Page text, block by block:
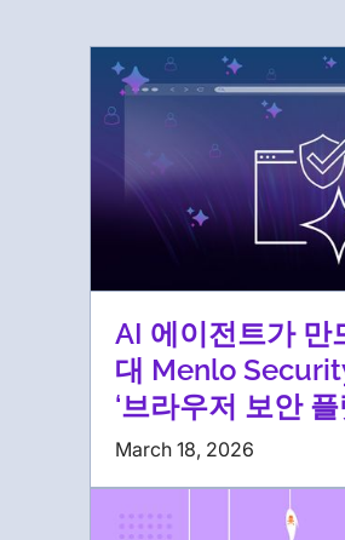
AI 에이전트가 만
대 Menlo
‘브라우저 보안 플
March 18, 2026